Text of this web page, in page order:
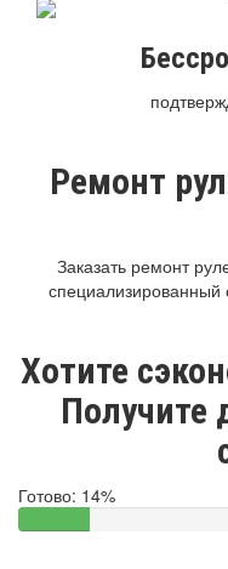
Ремонт
Заказать ремонт
специализированный
Хотите
Получите
Готово: 14%